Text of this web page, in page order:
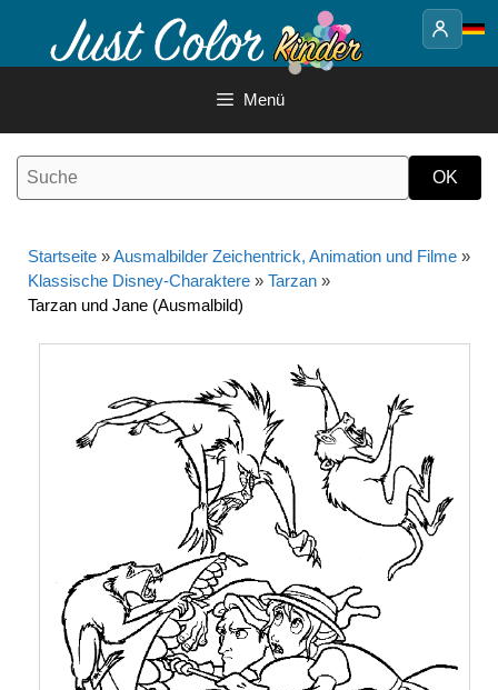
Inhalt
Menü
Startseite »Ausmalbilder Zeichentrick, Animation und Filme »
Klassische Disney-Charaktere » Tarzan »
Tarzan und Jane (Ausmalbild)